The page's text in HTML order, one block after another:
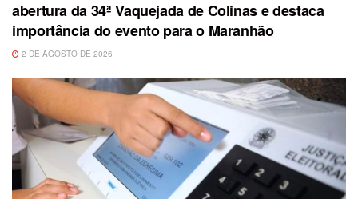
abertura da 34ª Vaquejada de Colinas e destaca
importância do evento para o Maranhão
2 DE AGOSTO DE 2026